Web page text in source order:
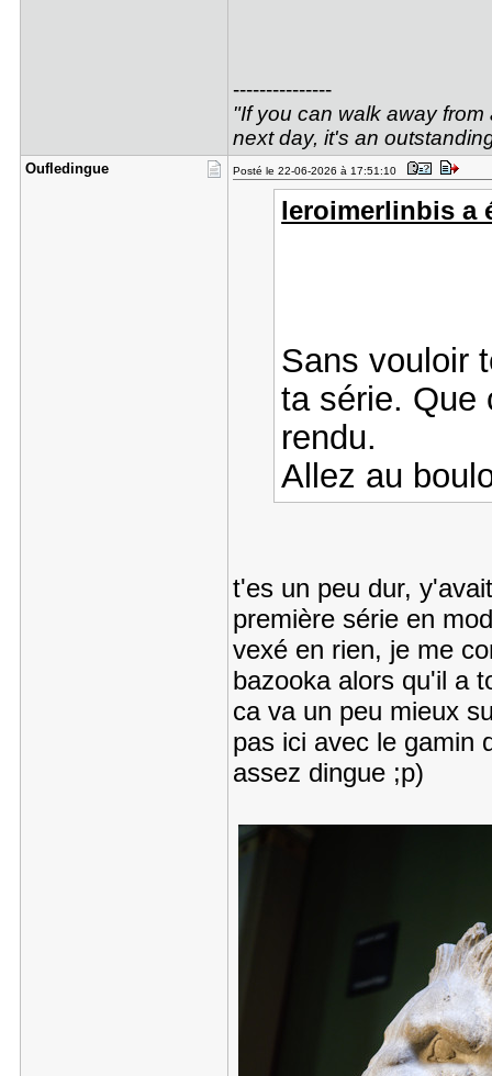
---------------
"If you can walk away
next day, it's an
Oufledingu​e Posté le 22-06-2026 à 17:51:10
leroimerlinbis a
Sans vouloir
ta série. Que
rendu.
Allez au
t'es un peu dur,
première série en
vexé en rien, je me
bazooka alors qu'il a
ca va un peu mieux
pas ici avec le gamin
assez dingue ;p)